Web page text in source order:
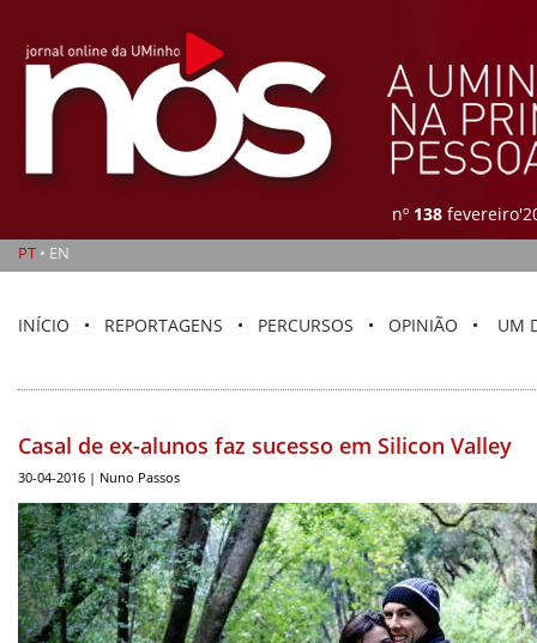
nº 138
PT • EN
INÍCIO REPORTAGENS PERCURSOS OPINIÃO UM
Casal de ex-alunos faz sucesso em Silicon Valley
30-04-2016 | Nuno Passos